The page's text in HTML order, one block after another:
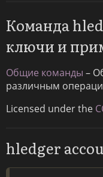
Команда
ключи и
Общие команды –
различным
Licensed under the
hledger